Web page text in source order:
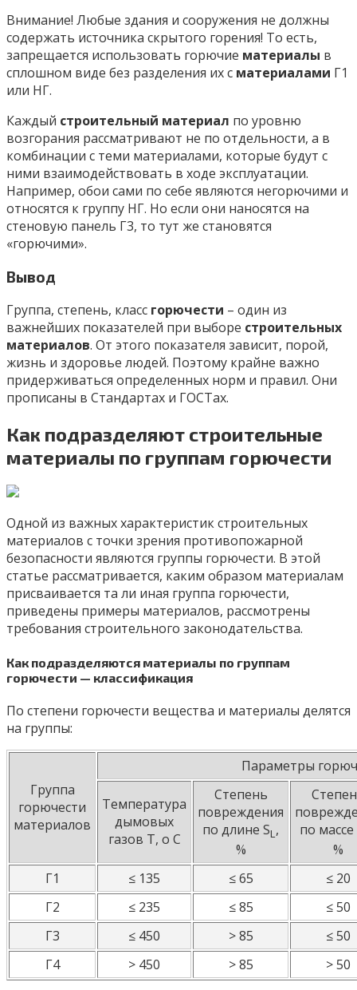
Внимание! Любые здания и сооружения не должны
содержать источника скрытого горения! То есть,
запрещается использовать горючие материалы в
сплошном виде без разделения их с материалами Г1
или НГ.
Каждый строительный материал по уровню
возгорания рассматривают не по отдельности, а в
комбинации с теми материалами, которые будут с
ними взаимодействовать в ходе эксплуатации.
Например, обои сами по себе являются негорючими и
относятся к группу НГ. Но если они наносятся на
стеновую панель Г3, то тут же становятся
«горючими».
Вывод
Группа, степень, класс горючести – один из
важнейших показателей при выборе строительных
материалов. От этого показателя зависит, порой,
жизнь и здоровье людей. Поэтому крайне важно
придерживаться определенных норм и правил. Они
прописаны в Стандартах и ГОСТах.
Как подразделяют строительные
материалы по группам горючести
Одной из важных характеристик строительных
материалов с точки зрения противопожарной
безопасности являются группы горючести. В этой
статье рассматривается, каким образом материалам
присваивается та ли иная группа горючести,
приведены примеры материалов, рассмотрены
требования строительного законодательства.
Как подразделяются материалы по группам
горючести — классификация
По степени горючести вещества и материалы делятся
на группы:
Группа
горючести
материалов
Параметры
Температура
дымовых
газов Т, o С
Степень
повреждения
по длине SL,
%
по массе
%
Г1
≤ 135 ≤ 65
≤ 20
Г2
≤ 235 ≤ 85
≤ 50
Г3
≤ 450 > 85
≤ 50
Г4
> 450 > 85 > 50